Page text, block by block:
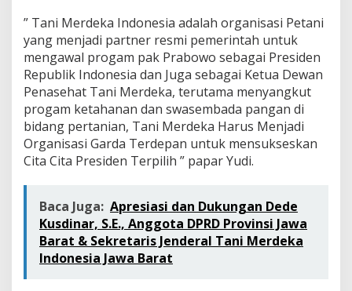
” Tani Merdeka Indonesia adalah organisasi Petani
yang menjadi partner resmi pemerintah untuk
mengawal progam pak Prabowo sebagai Presiden
Republik Indonesia dan Juga sebagai Ketua Dewan
Penasehat Tani Merdeka, terutama menyangkut
progam ketahanan dan swasembada pangan di
bidang pertanian, Tani Merdeka Harus Menjadi
Organisasi Garda Terdepan untuk mensukseskan
Cita Cita Presiden Terpilih ” papar Yudi.
Baca Juga: Apresiasi dan Dukungan Dede
Kusdinar, S.E., Anggota DPRD Provinsi Jawa
Barat & Sekretaris Jenderal Tani Merdeka
Indonesia Jawa Barat